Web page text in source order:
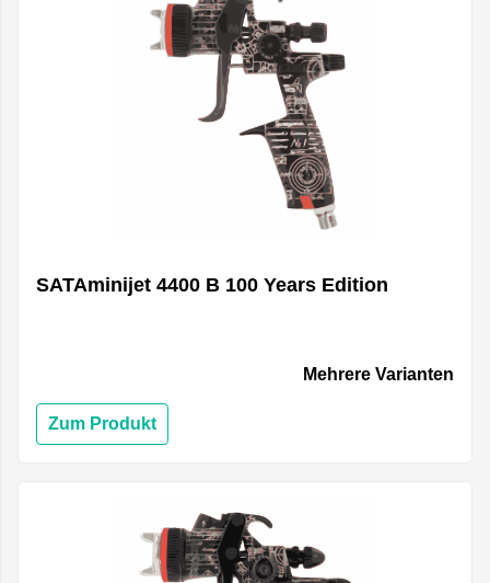
SATAminijet 4400 B 100 Years Edition
Mehrere Varianten
Zum Produkt